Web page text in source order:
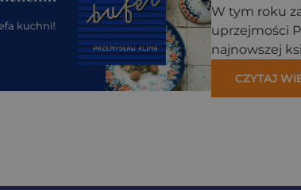
W tym roku
uprzejmości
najnowszej
CZYTAJ